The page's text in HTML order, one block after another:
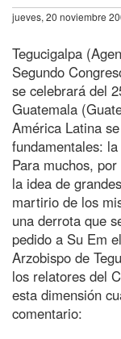
jueves, 20 noviembre
Tegucigalpa
Segundo
se celebrará del
Guatemala
América Latina
fundamentales:
Para muchos,
la idea de
martirio de los
una derrota que
pedido a Su Em
Arzobispo de
los relatores del
esta dimensión
comentario: